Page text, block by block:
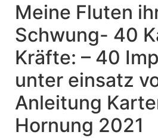
Meine Fluten
Schwung- 40
Kräfte: – 40
unter einsatz
Anleitung
Hornung 2021